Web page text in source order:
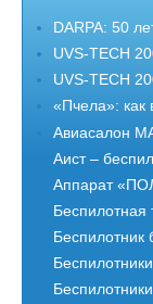
DARPA: 50
UVS-TECH
UVS-TECH
«Пчела»: как
Авиасалон
Аист –
Аппарат
Беспилотная
Беспилотник